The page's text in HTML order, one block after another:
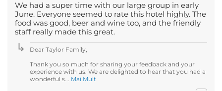
We had a super time with our large group in early
June. Everyone seemed to rate this hotel highly. The
food was good, beer and wine too, and the friendly
staff really made this great.
Dear Taylor Family,
Thank you so much for sharing your feedback and your
experience with us. We are delighted to hear that you had a
wonderful s... Mai Mult